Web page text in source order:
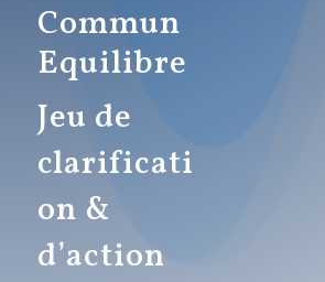
Commun
Equilibre
Jeu de
clarificati
on &
d’action